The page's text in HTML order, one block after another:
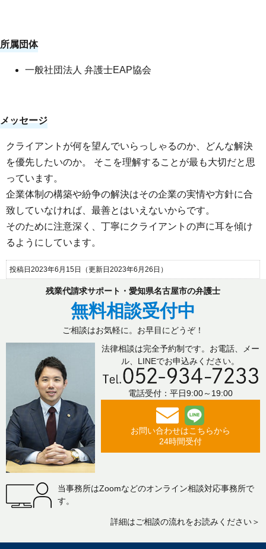
所属団体
一般社団法人 弁護士EAP協会
メッセージ
クライアントが何を望んでいらっしゃるのか、どんな解決
を優先したいのか。 そこを理解することが最も大切だと思
っています。
企業体制の構築や紛争の解決はその企業の実情や方針に合
致していなければ、最善とはいえないからです。
そのために注意深く、丁寧にクライアントの声に耳を傾け
るようにしています。
投稿日2023年6月15日 （更新日2023年6月26日）
残業代請求サポート・愛知県名古屋市の弁護士
無料相談受付中
ご相談はお気軽に。お早目にどうぞ！
法律相談は完全予約制です。お電話、メー
ル、LINEでお申込みください。
電話受付：平日9:00～19:00
お問い合わせはこちらから
24時間受付
当事務所はZoomなどのオンライン相談対応事務所で
す。
詳細はご相談の流れをお読みください＞